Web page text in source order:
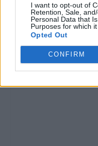
I want to opt-out of
Retention, Sale,
Personal Data that
Purposes for which it
Opted Out
CONFIRM